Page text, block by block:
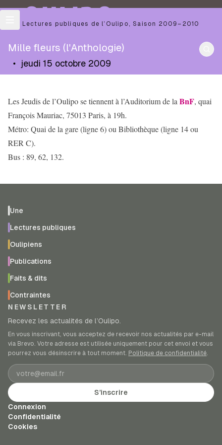
OULIPO
Les Lectures publiques de l’Oulipo ,Saison 2009–2010
Mille fleurs (l'Anthologie)
• jeudi 15 octobre 2009
Les Jeudis de l’Oulipo se tiennent à l’Auditorium de la BnF, quai
François Mauriac, 75013 Paris, à 19h.
Métro: Quai de la gare (ligne 6) ou Bibliothèque (ligne 14 ou
RER C).
Bus : 89, 62, 132.
Une
Lectures publiques
Oulipiens
Publications
Faits & dits
Contraintes
NEWSLETTER
Recevez les actualités de l’Oulipo.
En vous inscrivant, vous acceptez de recevoir nos actualités par e-mail
via Brevo. Votre adresse est utilisée uniquement pour cet envoi et vous
pourrez vous désinscrire à tout moment. Politique de confidentialité.
Adresse e-mail
S’inscrire
Connexion
Confidentialité
Cookies